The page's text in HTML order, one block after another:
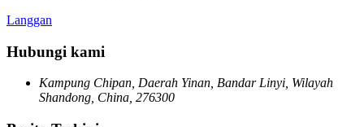
Langgan
Hubungi kami
Kampung Chipan, Daerah Yinan, Bandar Linyi, Wilayah
Shandong, China, 276300